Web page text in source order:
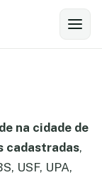
na cidade de
cadastradas,
USF, UPA,